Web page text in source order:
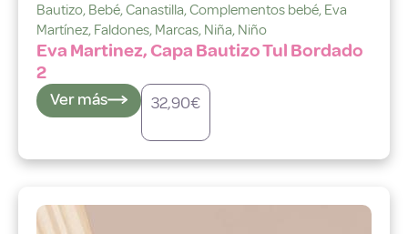
Bautizo, Bebé,Canastilla,Complementos bebé, Eva
Martínez, Faldones, Marcas, Niña, Niño
Eva Martinez, Capa Bautizo Tul Bordado
2
Ver más 32,90€